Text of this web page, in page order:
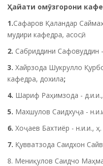
Ҳайати омӯзгорони
1.Сафаров Қаландар
мудири кафедра, асосӣ;
2. Сабриддини Сафовуддин
3. Хайрзода Шукрулло
кафедра, дохила;
4. Шариф Раҳимзода -
5. Махшулов Саидхуҷа -
6. Хоҷаев Бахтиёр - н.и.и., ҳ
7. Қувватзода Саидхон
8. Мениқулов Саидчо